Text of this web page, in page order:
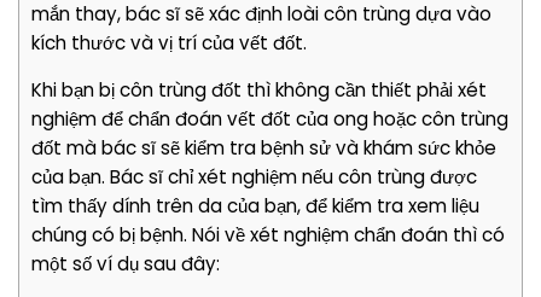
mắn thay, bác sĩ sẽ xác định loài côn trùng dựa vào
kích thước và vị trí của vết đốt.
Khi bạn bị côn trùng đốt thì không cần thiết phải xét
nghiệm để chẩn đoán vết đốt của ong hoặc côn trùng
đốt mà bác sĩ sẽ kiểm tra bệnh sử và khám sức khỏe
của bạn. Bác sĩ chỉ xét nghiệm nếu côn trùng được
tìm thấy dính trên da của bạn, để kiểm tra xem liệu
chúng có bị bệnh. Nói về xét nghiệm chẩn đoán thì có
một số ví dụ sau đây: